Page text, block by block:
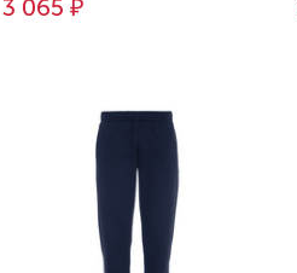
3 065 ₽